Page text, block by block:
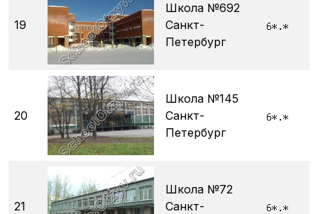
19
Школа №692
Санкт-
Петербург
20
Школа №145
Санкт-
Петербург
21
Школа №72
Санкт-